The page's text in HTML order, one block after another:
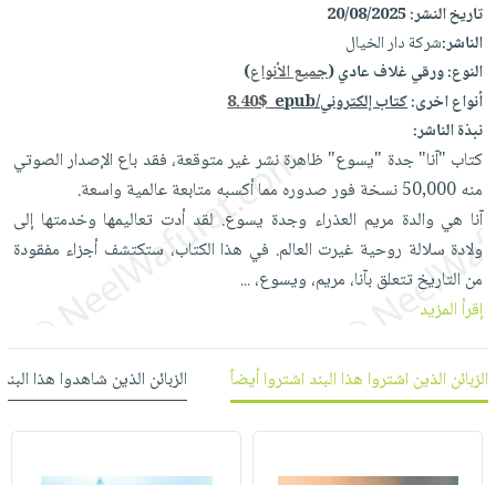
على
Android
تحميل
iKitab
على
Apple
على
Apple
جوائزالعناية
الشخصية
العناية
وتصفيف
الشعر
العناية
بالجسم
العناية
بالأسنان
الحمية
والسفرة
جديد
الكل
أواني
الطهي
أدوات
الخبز
أدوات
المائدة
الأوعية
والتخزين
أدوات
متجر
الهدايا
أقسام
الأكثر
مبيعاً
العودة
اكسسوارات
كتب
اكسسوارات
شحن
مجاني
بنود
مختارة
كل
الاشتراكات
صندوق
تاريخ النشر:20/08/2025
الناشر:شركة دار الخيال
النوع:ورقي غلاف عادي (جميع الأنواع)
أنواع اخرى:كتاب إلكتروني/epub
8.40$
نبذة الناشر:
کتاب "آنا" جدة "يسوع" ظاهرة نشر غير متوقعة، فقد باع الإصدار الصوتي
منه 50,000 نسخة فور صدوره مما أكسبه متابعة ‏عالمية واسعة.‏
آنا هي والدة مريم العذراء وجدة يسوع. لقد أدت تعاليمها وخدمتها إلى
ولادة سلالة روحية غيرت العالم. في هذا الكتاب، ستكتشف ‏أجزاء مفقودة
من التاريخ تتعلق بآنا، مريم، ويسوع،...
إقرأ المزيد
الزبائن الذين اشتروا هذا البند اشتروا أيضاً الزبائن الذين شاهدوا هذا